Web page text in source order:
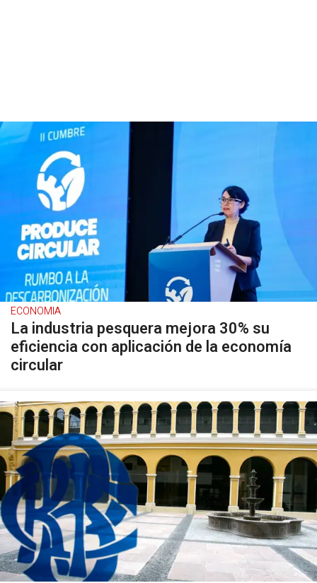
ECONOMIA
La industria pesquera mejora 30% su
eficiencia con aplicación de la economía
circular